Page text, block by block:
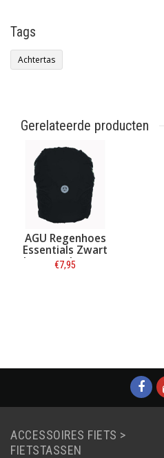
Tags
Achtertas
Gerelateerde producten
AGU Regenhoes
Essentials Zwart
L voor achtertas
€7,95
ACCESSOIRES FIETS >
FIETSTASSEN